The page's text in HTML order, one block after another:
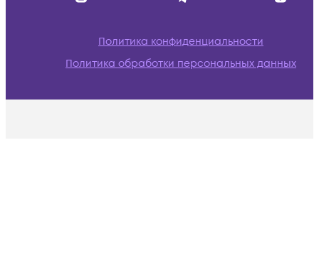
Политика конфиденциальности
Политика обработки персональных данных